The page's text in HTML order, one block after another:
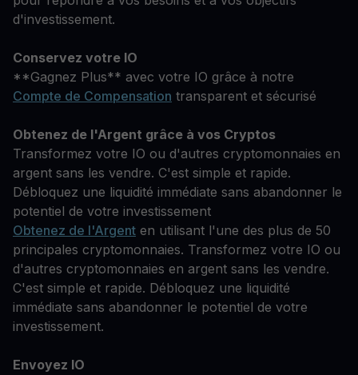
d'investissement.
Conservez votre IO
**Gagnez Plus** avec votre IO grâce à notre
Compte de Compensation transparent et sécurisé
Obtenez de l'Argent grâce à vos Cryptos
Transformez votre IO ou d'autres cryptomonnaies en
argent sans les vendre. C'est simple et rapide.
Débloquez une liquidité immédiate sans abandonner le
potentiel de votre investissement
Obtenez de l'Argent en utilisant l'une des plus de 50
principales cryptomonnaies. Transformez votre IO ou
d'autres cryptomonnaies en argent sans les vendre.
C'est simple et rapide. Débloquez une liquidité
immédiate sans abandonner le potentiel de votre
investissement.
Envoyez IO